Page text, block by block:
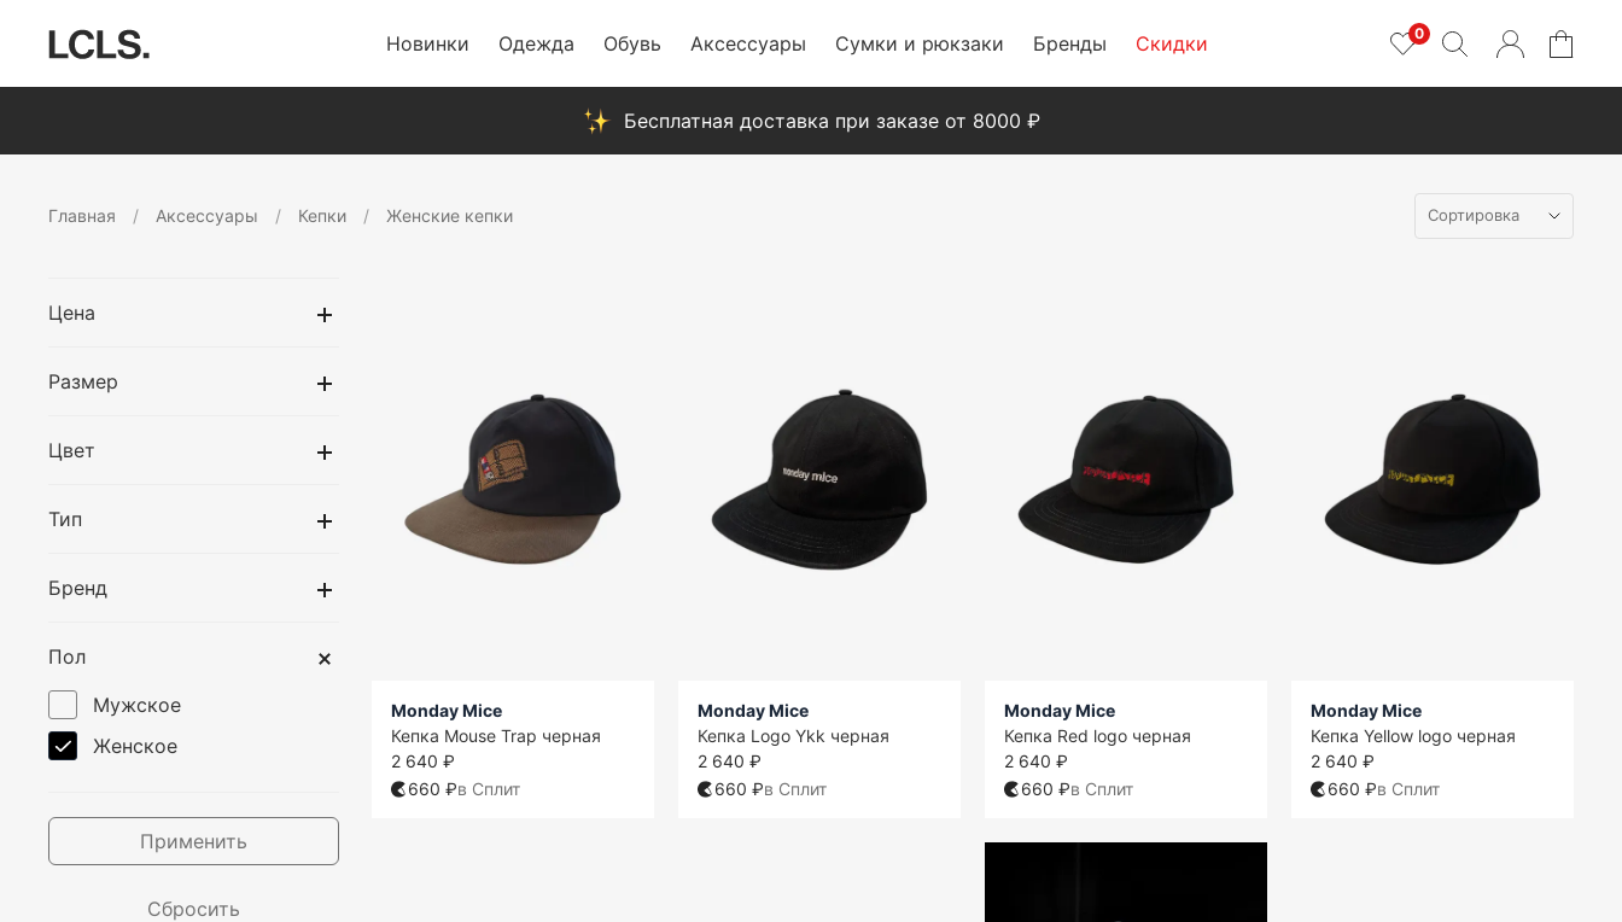
0
Новинки Одежда Обувь Аксессуары Сумки и рюкзаки Бренды Скидки
Бесплатная доставка при заказе от 8000 ₽
Главная Аксессуары Кепки Женские кепки
Цена
Размер
Цвет
Тип
Бренд
Пол
Мужское
Женское
Применить
Сбросить
Monday Mice
Кепка Mouse Trap черная
2 640 ₽
660 ₽в Сплит
Monday Mice
Кепка Logo Ykk черная
2 640 ₽
660 ₽в Сплит
Monday Mice
Кепка Red logo черная
2 640 ₽
660 ₽в Сплит
Monday Mice
Кепка Yellow logo черная
2 640 ₽
660 ₽в Сплит